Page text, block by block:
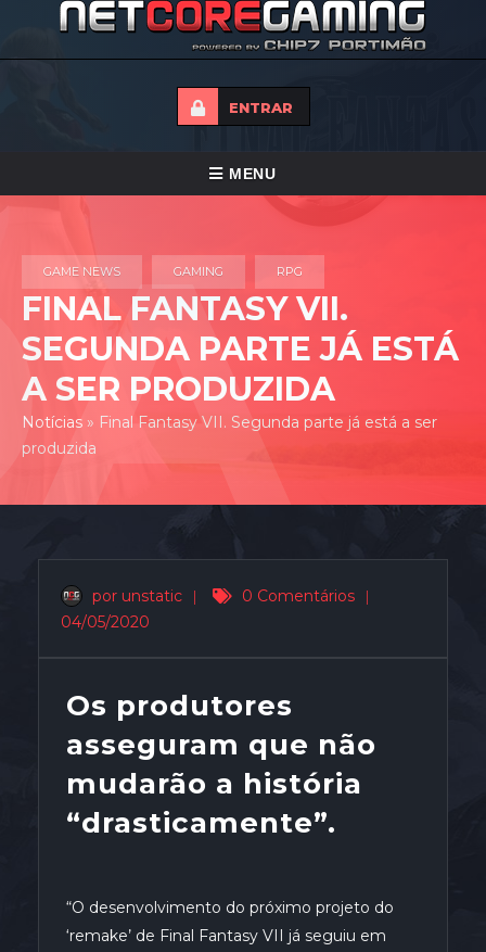
ENTRAR
ALTERNAR
MENU
TORNEIOS
NOTICIAS
FORUMS
CONTACTO
GAME NEWS GAMING RPG
FINAL FANTASY VII.
SEGUNDA PARTE JÁ ESTÁ
A SER PRODUZIDA
Notícias » Final Fantasy VII. Segunda parte já está a ser
produzida
por unstatic | 0 Comentários
|
04/05/2020
Os produtores
asseguram que não
mudarão a história
“drasticamente”.
“O desenvolvimento do próximo projeto do
‘remake’ de Final Fantasy VII já seguiu em